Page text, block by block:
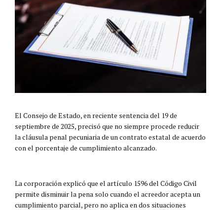
El Consejo de Estado, en reciente sentencia del 19 de
septiembre de 2025, precisó que no siempre procede reducir
la cláusula penal pecuniaria de un contrato estatal de acuerdo
con el porcentaje de cumplimiento alcanzado.
La corporación explicó que el artículo 1596 del Código Civil
permite disminuir la pena solo cuando el acreedor acepta un
cumplimiento parcial, pero no aplica en dos situaciones